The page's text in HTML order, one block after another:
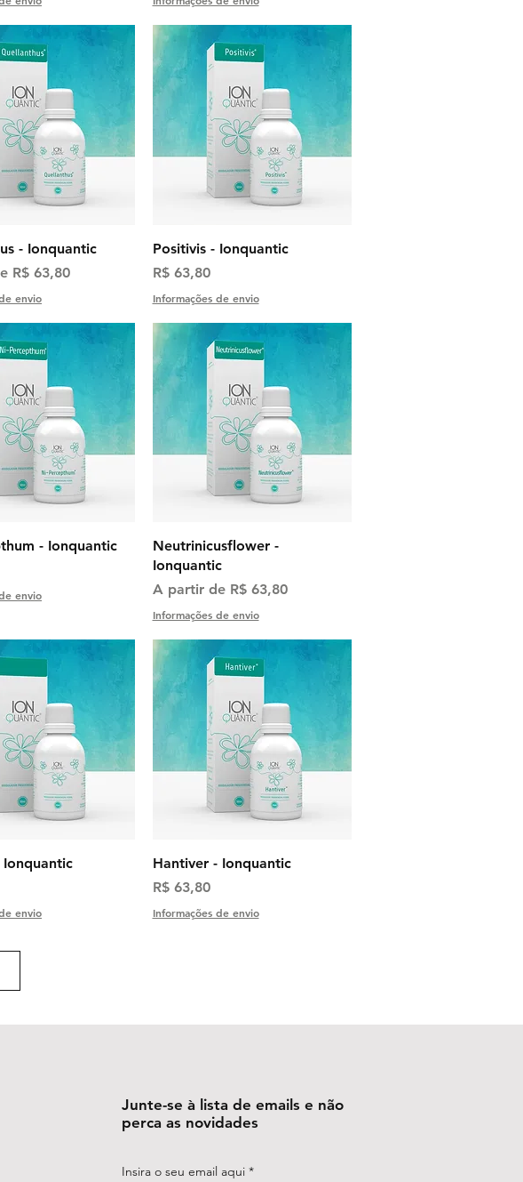
rápida
- Ionquantic
R$ 63,80
envio
Visualização rápida
Positivis - Ionquantic
Preço
R$ 63,80
Informações de envio
rápida
- Ionquantic
envio
Visualização rápida
Neutrinicusflower -
Ionquantic
A partir de R$ 63,80
Preço promocional
Informações de envio
rápida
Ionquantic
envio
Visualização rápida
Hantiver - Ionquantic
Preço
R$ 63,80
Informações de envio
Junte-se à lista de emails e não
perca as novidades
Insira o seu email aqui